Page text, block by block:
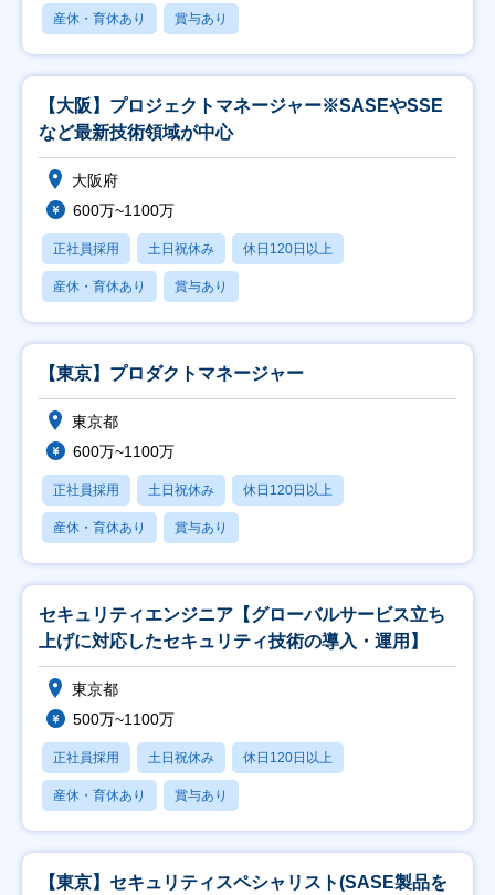
産休・育休あり 賞与あり
【大阪】プロジェクトマネージャー※SASEやSSE
など最新技術領域が中心
大阪府
600万~1100万
正社員採用 土日祝休み 休日120日以上
産休・育休あり 賞与あり
【東京】プロダクトマネージャー
東京都
600万~1100万
正社員採用 土日祝休み 休日120日以上
産休・育休あり 賞与あり
セキュリティエンジニア【グローバルサービス立ち
上げに対応したセキュリティ技術の導入・運用】
東京都
500万~1100万
正社員採用 土日祝休み 休日120日以上
産休・育休あり 賞与あり
【東京】セキュリティスペシャリスト(SASE製品を